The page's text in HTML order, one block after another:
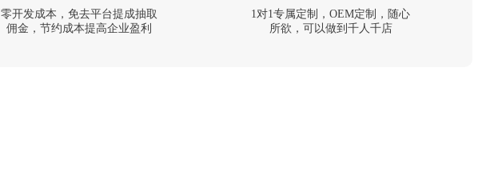
零开发成本，免去平台提成抽取
佣金，节约成本提高企业盈利
1对1专属定制，OEM定制，随心
所欲，可以做到千人千店